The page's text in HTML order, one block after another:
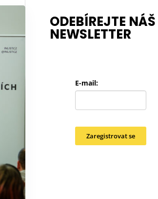
ODEBÍREJTE NÁŠ
NEWSLETTER
E-mail:
Zaregistrovat se